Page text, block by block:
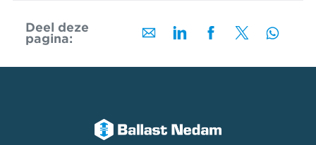
Deel deze
pagina: